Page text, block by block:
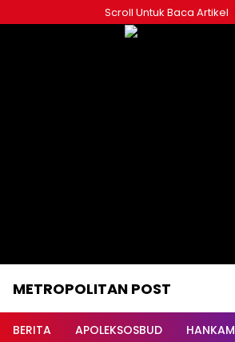
ke
Scroll Untuk Baca Artikel
METROPOLITAN POST
BERITA APOLEKSOSBUD HANKAM